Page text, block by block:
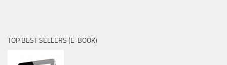
TOP BEST SELLERS (E-BOOK)